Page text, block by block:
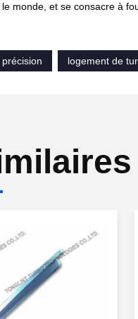
monde, et se consacre à
logement de